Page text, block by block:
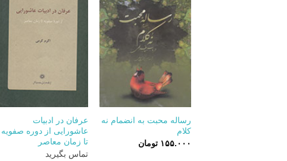
رساله محبت به انضمام نه
کلام
۱۵۵.۰۰۰ تومان
عرفان در ادبیات
عاشورایی از دوره صفویه
تا زمان معاصر
تماس بگیرید